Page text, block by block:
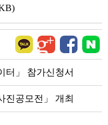
터」 참가신청서
진공모전」 개최